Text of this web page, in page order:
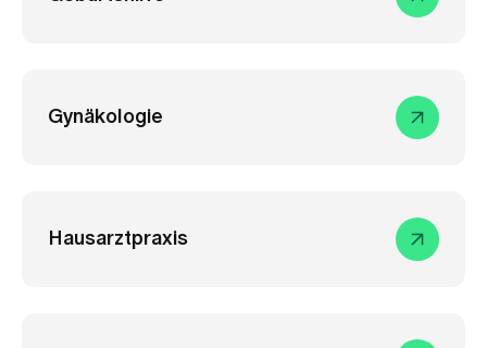
Gynäkologie
Hausarztpraxis